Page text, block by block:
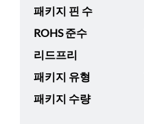
패키지 핀 수
ROHS 준수
리드프리
패키지 유형
패키지 수량